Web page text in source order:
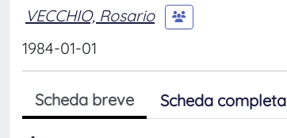
VECCHIO, Rosario
1984-01-01
Scheda breve Scheda completa